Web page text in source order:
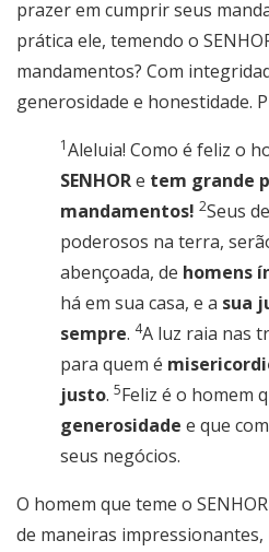
prazer em cumprir seus
prática ele, temendo o
mandamentos? Com
generosidade e honestidade.
1Aleluia! Como é feliz o
SENHORe tem grande
mandamentos! 2Seus
poderosos na terra,
abençoada, de homens
há em sua casa, e a sua
sempre. 4A luz raia nas
para quem é
justo. 5Feliz é o homem
generosidade e que com
seus negócios.
O homem que teme o
de maneiras